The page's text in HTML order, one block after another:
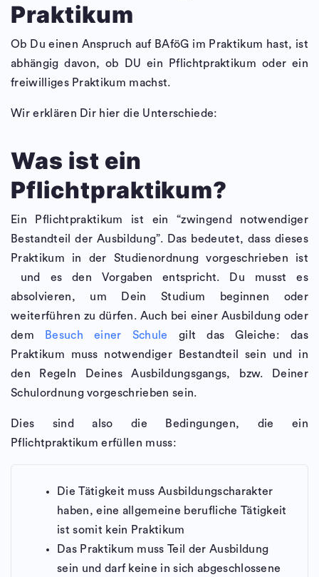
Praktikum
Ob Du einen Anspruch auf BAföG im Praktikum hast, ist
abhängig davon, ob DU ein Pflichtpraktikum oder ein
freiwilliges Praktikum machst.
Wir erklären Dir hier die Unterschiede:
Was ist ein
Pflichtpraktikum?
Ein Pflichtpraktikum ist ein “zwingend notwendiger
Bestandteil der Ausbildung”. Das bedeutet, dass dieses
Praktikum in der Studienordnung vorgeschrieben ist
und es den Vorgaben entspricht. Du musst es
absolvieren, um Dein Studium beginnen oder
weiterführen zu dürfen. Auch bei einer Ausbildung oder
dem
Besuch einer Schule
gilt das Gleiche: das
Praktikum muss notwendiger Bestandteil sein und in
den Regeln Deines Ausbildungsgangs, bzw. Deiner
Schulordnung vorgeschrieben sein.
Dies sind also die Bedingungen, die ein
Pflichtpraktikum erfüllen muss:
Die Tätigkeit muss Ausbildungscharakter
haben, eine allgemeine berufliche Tätigkeit
ist somit kein Praktikum
Das Praktikum muss Teil der Ausbildung
sein und darf keine in sich abgeschlossene